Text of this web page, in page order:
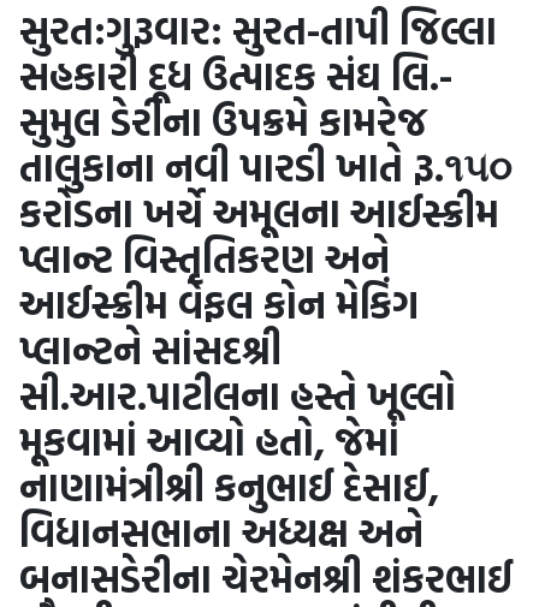
સુરત:ગુરૂવાર: સુરત-તાપી જિલ્લા
સહકારી દૂધ ઉત્પાદક સંઘ લિ.-
સુમુલ ડેરીના ઉપક્રમે કામરેજ
તાલુકાના નવી પારડી ખાતે રૂ.૧૫૦
કરોડના ખર્ચે અમૂલના આઈસ્ક્રીમ
પ્લાન્ટ વિસ્તૃતિકરણ અને
આઈસ્ક્રીમ વેફલ કોન મેકિંગ
પ્લાન્ટને સાંસદશ્રી
સી.આર.પાટીલના હસ્તે ખૂલ્લો
મૂકવામાં આવ્યો હતો, જેમાં
નાણામંત્રીશ્રી કનુભાઈ દેસાઈ,
વિધાનસભાના અધ્યક્ષ અને
બનાસડેરીના ચેરમેનશ્રી શંકરભાઈ